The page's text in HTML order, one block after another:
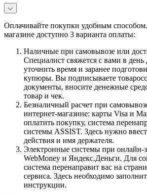
Оплачивайте покупки удобным
магазине доступно 3 варианта оплаты:
Наличные при самовывозе или
Специалист свяжется с вами в день
уточнить время и заранее
купюры. Вы подписываете
документы, вносите денежные
товар и чек.
Безналичный расчет при
интернет-магазине: карты Visa и
оплатить покупку, система
системы ASSIST. Здесь нужно
действия и имя держателя.
Электронные системы при онлайн-
WebMoney и Яндекс.Деньги. Для
система перенаправит вас на
сервиса. Здесь необходимо
инструкции.